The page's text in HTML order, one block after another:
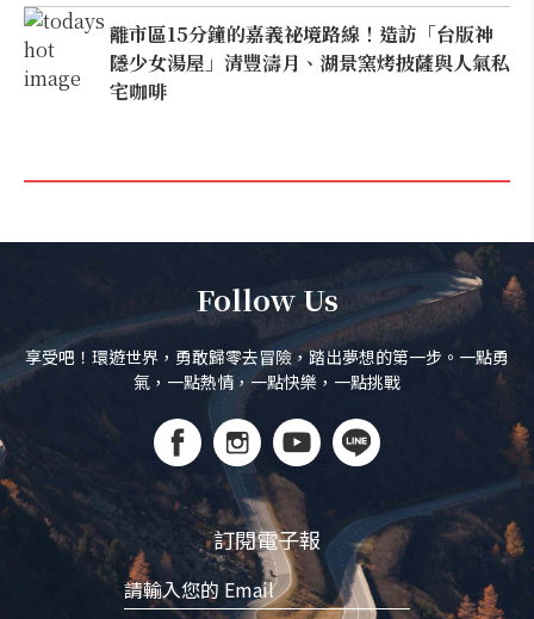
離市區15分鐘的嘉義祕境路線！造訪「台版神
隱少女湯屋」清豐濤月、湖景窯烤披薩與人氣私
宅咖啡
Follow Us
享受吧！環遊世界，勇敢歸零去冒險，踏出夢想的第一步。一點勇
氣，一點熱情，一點快樂，一點挑戰
訂閱電子報